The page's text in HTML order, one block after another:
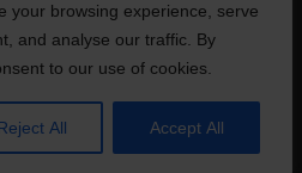
your browsing experience, serve
and analyse our traffic. By
to our use of cookies.
All Accept All
van deze website